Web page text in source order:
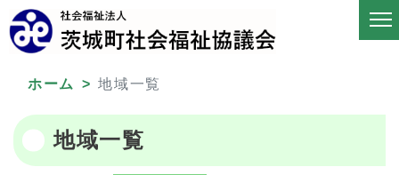
ホーム 地域一覧
地域一覧